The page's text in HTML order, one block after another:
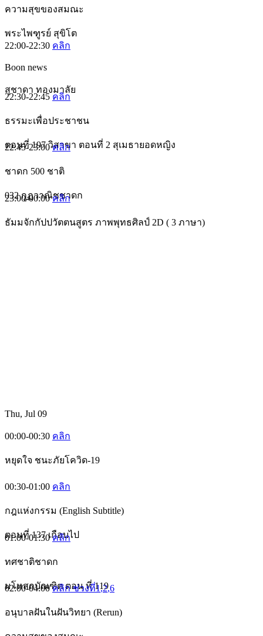
ความสุขของสมณะ
พระไพฑูรย์ สุขิโต
22:00-22:30 คลิก
Boon news
สุชาดา ทองมาลัย
22:30-22:45 คลิก
ธรรมะเพื่อประชาชน
ตอนที่ 197 วิสาขา ตอนที่ 2 สุเมธายอดหญิง
22:45-23:00คลิก
ชาดก 500 ชาติ
032 กูฏวาณิชชาดก
23:00-00:00คลิก
ธัมมจักกัปปวัตตนสูตร ภาพพุทธศิลป์ 2D ( 3 ภาษา)
Thu, Jul 09
00:00-00:30 คลิก
หยุดใจ ชนะภัยโควิด-19
00:30-01:00 คลิก
กฎแห่งกรรม (English Subtitle)
ตอนที่ 137 เกือบไป
01:00-01:30คลิก
ทศชาติชาดก
มโหสถบัณฑิต ตอน ที่ 119
02:00-04:00คลิก ช่วงที่1,2,6
อนุบาลฝันในฝันวิทยา (Rerun)